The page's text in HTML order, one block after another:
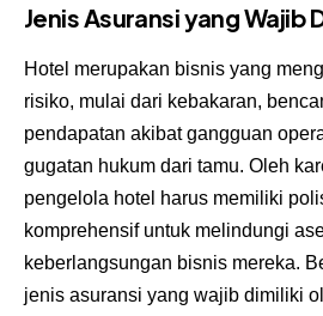
Jenis Asuransi yang Wajib
Hotel merupakan bisnis yang
risiko, mulai dari kebakaran,
pendapatan akibat gangguan
gugatan hukum dari tamu. Oleh
pengelola hotel harus memiliki
komprehensif untuk melindungi
keberlangsungan bisnis mereka.
jenis asuransi yang wajib dimiliki